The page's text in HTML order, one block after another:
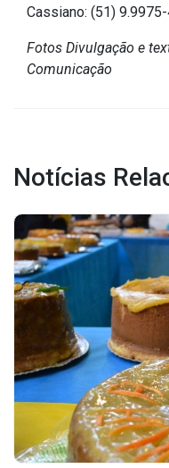
Transparência
Cespro
Outros
Downloads
Notícias
Contato
Página Inicial
Cassiano: (51)
Fotos Divulgação e
Comunicação
Notícias